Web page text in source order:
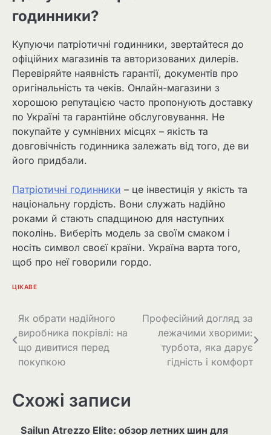
годинники?
Купуючи патріотичні годинники, звертайтеся до
офіційних магазинів та авторизованих дилерів.
Перевіряйте наявність гарантії, документів про
оригінальність та чеків. Онлайн-магазини з
хорошою репутацією часто пропонують доставку
по Україні та гарантійне обслуговування. Не
покупайте у сумнівних місцях – якість та
довговічність годинника залежать від того, де ви
його придбали.
Патріотичні годинники – це інвестиція у якість та
національну гордість. Вони служать надійно
роками й стають спадщиною для наступних
поколінь. Виберіть модель за своїм смаком і
носіть символ своєї країни. Україна варта того,
щоб про неї говорили гордо.
ЦІКАВЕ
Навігація
записів
Як обрати надійного
виробника покрівлі: на
що дивитися перед
покупкою
Професійний догляд за
лежачими хворими:
турбота, яка дарує
гідність і комфорт
Схожі записи
Sailun Atrezzo Elite: обзор летних шин для